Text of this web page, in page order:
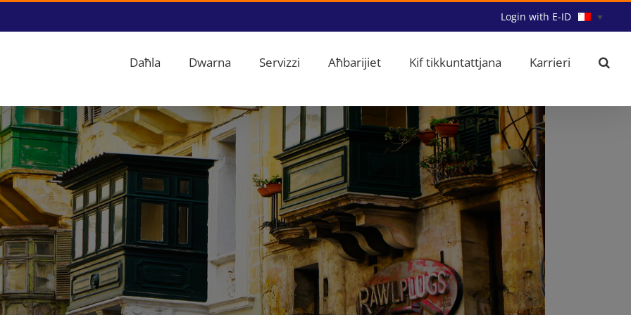
Login with E-ID
Daħla Dwarna Servizzi Aħbarijiet Kif tikkuntattjana Karrieri